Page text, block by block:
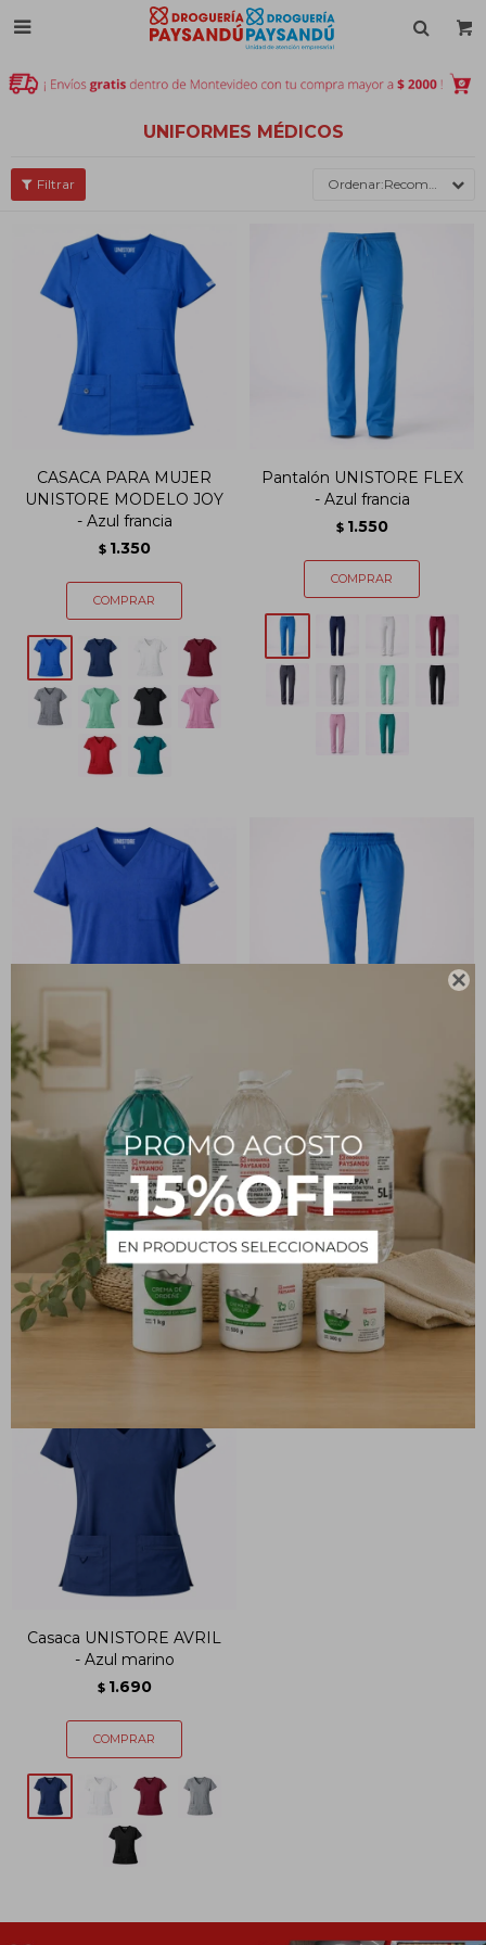


UNIFORMES MÉDICOS
Recomendados
CASACA PARA MUJER
UNISTORE MODELO JOY
- Azul francia
$ 1.350
Pantalón UNISTORE FLEX
- Azul francia
$ 1.550
CASACA PARA HOMBRE
FIT - Azul francia
1.350
Pantalón UNISTORE FLEX
Jogger - Azul francia
$
Casaca UNISTORE AVRIL
- Azul marino
$ 1.690